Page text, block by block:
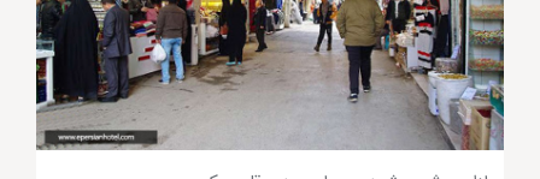
مرکز خرید اطلس مشهدیکی از جدید ترین بازارهای
مشهد است که در میدان حافظ و در ابتدای خیابان مهدی
قرار گرفته است. مرکز خرید اطلس مشهد بزرگ ترین بازار
لوازم خانگی و جهیزیه در مشهد است که به جرات می توان